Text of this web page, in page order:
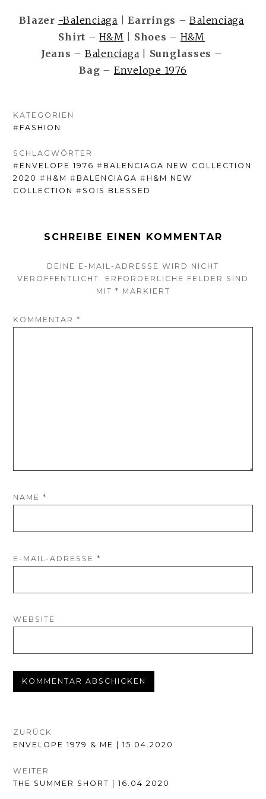
Blazer -Balenciaga |Earrings –Balenciaga
Shirt –H&M Shoes – H&M
Jeans – Balenciaga Sunglasses –
Bag – Envelope 1976
KATEGORIEN
# FASHION
SCHLAGWÖRTER
# ENVELOPE 1976 # BALENCIAGA NEW COLLECTION
2020 # H&M # BALENCIAGA # H&M NEW
COLLECTION # SOIS BLESSED
SCHREIBE EINEN KOMMENTAR
DEINE E-MAIL-ADRESSE WIRD NICHT
VERÖFFENTLICHT.
ERFORDERLICHE FELDER SIND
MIT * MARKIERT
KOMMENTAR*
NAME*
E-MAIL-ADRESSE*
WEBSITE
BEITRAGSNAVIGATION
ZURÜCK
VORHERIGER
ENVELOPE 1979 & ME | 15.04.2020
WEITER
NÄCHSTER
THE SUMMER SHORT | 16.04.2020